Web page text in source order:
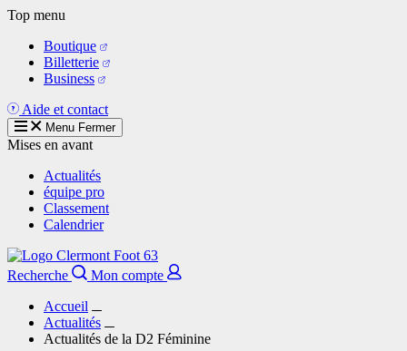
Aller
contenu
principal
Top menu
Boutique
Billetterie
Business
Aide et contact
Menu Fermer
Mises en avant
Actualités
équipe pro
Classement
Calendrier
Recherche
Mon compte
Accueil
Actualités
Actualités de la D2 Féminine